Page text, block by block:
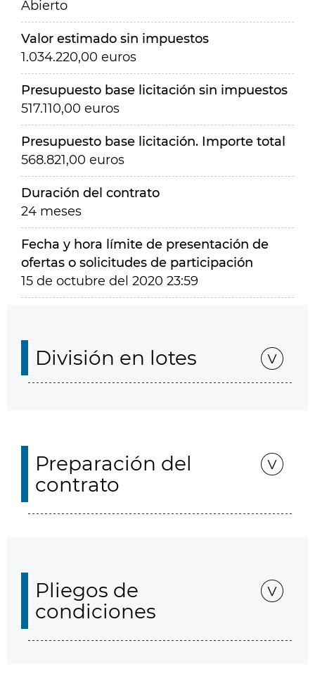
Abierto
Valor estimado sin impuestos
1.034.220,00 euros
Presupuesto base licitación sin impuestos
517.110,00 euros
Presupuesto base licitación. Importe total
568.821,00 euros
Duración del contrato
24 meses
Fecha y hora límite de presentación de
ofertas o solicitudes de participación
15 de octubre del 2020 23:59
División en lotes
Preparación del
contrato
Pliegos de
condiciones